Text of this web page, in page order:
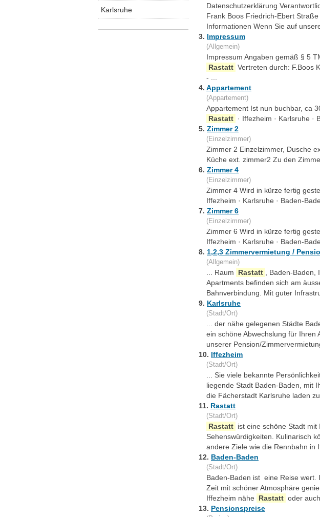
Datenschutzerklärung
Frank Boos Friedrich-Ebert
Informationen Wenn Sie auf unsere
3. Impressum
(Allgemein)
Impressum Angaben gemäß § 5
Rastatt Vertreten durch: F.Boos
- ...
4. Appartement
(Appartement)
Appartement Ist nun buchbar, ca
Rastatt · Iffezheim · Karlsruhe ·
5. Zimmer 2
(Einzelzimmer)
Zimmer 2 Einzelzimmer, Dusche
Küche ext. zimmer2 Zu den
6. Zimmer 4
(Einzelzimmer)
Zimmer 4 Wird in kürze fertig
Iffezheim · Karlsruhe · Baden-
7. Zimmer 6
(Einzelzimmer)
Zimmer 6 Wird in kürze fertig
Iffezheim · Karlsruhe · Baden-
8. 1,2,3 Zimmervermietung /
(Allgemein)
... Raum Rastatt
, Baden-
Apartments befinden sich am
Bahnverbindung. Mit guter
9. Karlsruhe
(Stadt/Ort)
... der nähe gelegenen Städte
ein schöne Abwechslung für Ihren
unserer Pension/
10. Iffezheim
(Stadt/Ort)
... Sie viele bekannte
liegende Stadt Baden-Baden, mit
die Fächerstadt Karlsruhe laden zu
11. Rastatt
(Stadt/Ort)
Rastatt ist eine schöne Stadt
Sehenswürdigkeiten. Kulinarisch
andere Ziele wie die Rennbahn in
12. Baden-Baden
(Stadt/Ort)
Baden-Baden ist eine Reise wert.
Zeit mit schöner Atmosphäre
Iffezheim nähe
Rastatt oder auch
13. Pensionspreise
Karlsruhe